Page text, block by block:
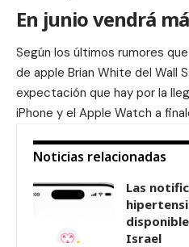
En junio vendrá
Según los últimos rumores
de apple Brian White del Wall
expectación que hay por la
iPhone y el Apple Watch a
Noticias relacionadas
Las
Israel